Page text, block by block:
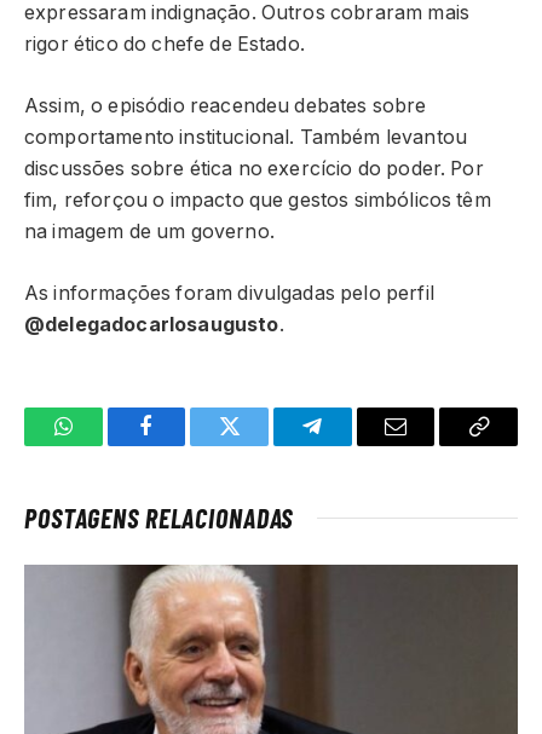
expressaram indignação. Outros cobraram mais
rigor ético do chefe de Estado.
Assim, o episódio reacendeu debates sobre
comportamento institucional. Também levantou
discussões sobre ética no exercício do poder. Por
fim, reforçou o impacto que gestos simbólicos têm
na imagem de um governo.
As informações foram divulgadas pelo perfil
@delegadocarlosaugusto.
WhatsAppFacebookTwitter TelegramaE-
Copiar
POSTAGENS RELACIONADAS